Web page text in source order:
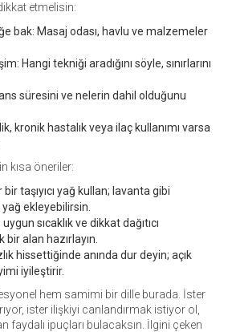
etmelisin:
bak: Masaj odası, havlu ve malzemeler
Hangi tekniği aradığını söyle, sınırlarını
süresini ve nelerin dahil olduğunu
kronik hastalık veya ilaç kullanımı varsa
kısa öneriler:
taşıyıcı yağ kullan; lavanta gibi
ekleyebilirsin.
sıcaklık ve dikkat dağıtıcı
alan hazırlayın.
hissettiğinde anında dur deyin; açık
iyileştirir.
hem samimi bir dille burada. İster
ister ilişkiyi canlandırmak istiyor ol,
faydalı ipuçları bulacaksın. İlgini çeken